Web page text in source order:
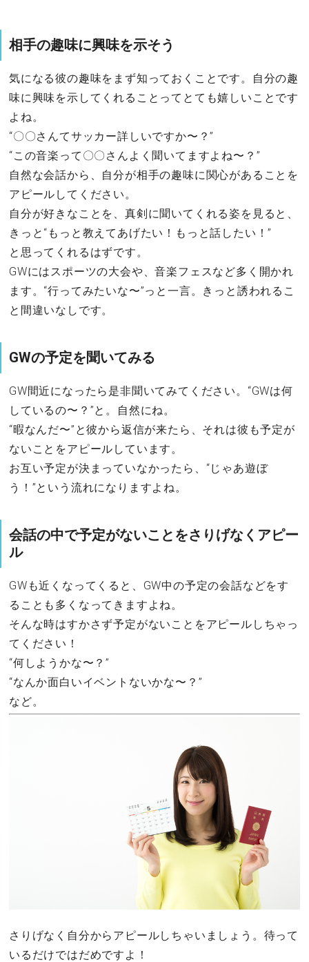
相手の趣味に興味を示そう
気になる彼の趣味をまず知っておくことです。自分の趣
味に興味を示してくれることってとても嬉しいことです
よね。
“〇〇さんてサッカー詳しいですか〜？”
“この音楽って〇〇さんよく聞いてますよね〜？”
自然な会話から、自分が相手の趣味に関心があることを
アピールしてください。
自分が好きなことを、真剣に聞いてくれる姿を見ると、
きっと“もっと教えてあげたい！もっと話したい！”
と思ってくれるはずです。
GWにはスポーツの大会や、音楽フェスなど多く開かれ
ます。“行ってみたいな〜”っと一言。きっと誘われるこ
と間違いなしです。
GWの予定を聞いてみる
GW間近になったら是非聞いてみてください。“GWは何
しているの〜？”と。自然にね。
“暇なんだ〜”と彼から返信が来たら、それは彼も予定が
ないことをアピールしています。
お互い予定が決まっていなかったら、“じゃあ遊ぼ
う！”という流れになりますよね。
会話の中で予定がないことをさりげなくアピー
ル
GWも近くなってくると、GW中の予定の会話などをす
ることも多くなってきますよね。
そんな時はすかさず予定がないことをアピールしちゃっ
てください！
“何しようかな〜？”
“なんか面白いイベントないかな〜？”
など。
さりげなく自分からアピールしちゃいましょう。待って
いるだけではだめですよ！